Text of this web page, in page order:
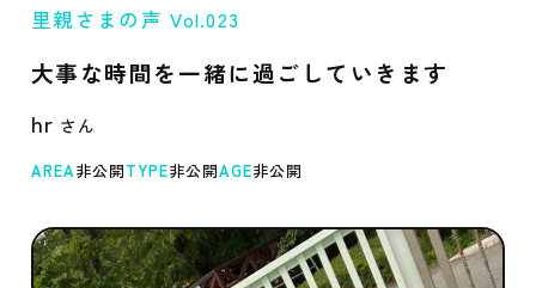
里親さまの声 Vol.023
大事な時間を一緒に過ごしていきます
hr
AREA非公開TYPE非公開AGE非公開